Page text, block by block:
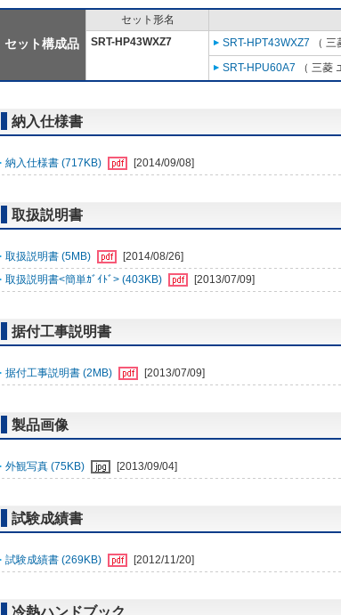
セット構成品
セット形名
SRT-HP43WXZ7
SRT-HPT43WXZ7 （
SRT-HPU60A7 （ 三菱
納入仕様書
納入仕様書 (717KB) [2014/09/08]
取扱説明書
取扱説明書 (5MB)
[2014/08/26]
取扱説明書<簡単ｶﾞｲﾄﾞ> (403KB)
[2013/07/09]
据付工事説明書
据付工事説明書 (2MB) [2013/07/09]
製品画像
外観写真 (75KB) [2013/09/04]
試験成績書
試験成績書 (269KB) [2012/11/20]
冷熱ハンドブック